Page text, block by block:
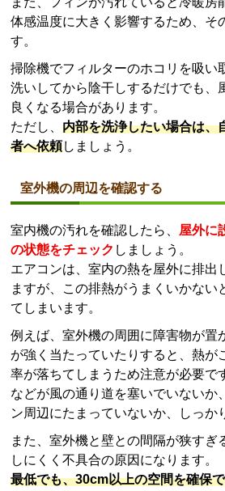
体感温度に大きく影響するため、そ
す。
掃除機でフィルターのホコリを吸い
洗いしてから陰干しするだけでも、
良くなる場合があります。
ただし、内部を洗浄したい場合は、
者へ依頼しましょう。
室外機の周辺を確認する
室内機の汚れを確認したら、 屋外に
の状態をチェック しましょう。
エアコンは、室内の熱を屋外に排出
ますが、この排熱がうまくいかない
てしまいます。
例えば、室外機の周囲に障害物が置
が強く当たっていたりすると、熱が
率が落ちてしまうため注意が必要で
などが風の通り道を塞いでいないか
ン周辺にたまっていないか、しっか
また、室外機と壁との間隔が狭すぎ
しにくく不具合の原因になります。
最低でも、30cm以上の空間を確保